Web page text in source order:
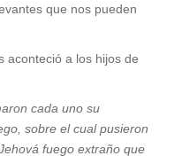
que nos pueden
aconteció a los hijos de
cada uno su
sobre el cual pusieron
fuego extraño que